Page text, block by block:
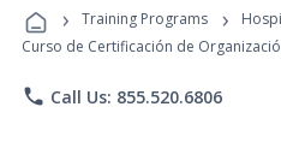
› Training Programs ›
Curso de Certificación de
phone Call Us: 855.520.6806